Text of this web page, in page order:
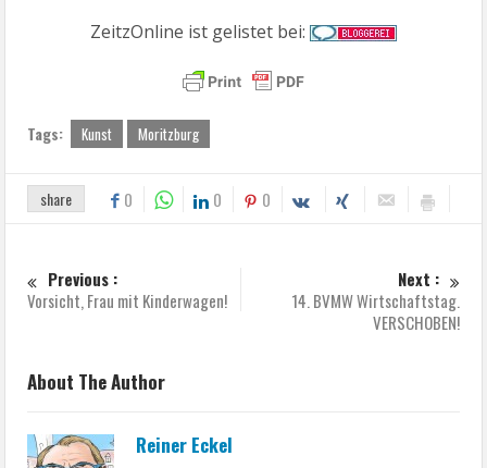
ZeitzOnline ist gelistet bei:
Tags: Kunst Moritzburg
share 0 0 0
Previous :
Vorsicht, Frau mit Kinderwagen!
Next :
14. BVMW Wirtschaftstag.
VERSCHOBEN!
About The Author
Reiner Eckel